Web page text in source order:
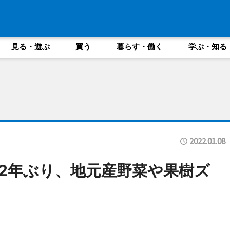
見る・遊ぶ 買う 暮らす・働く 学ぶ・知る
2022.01.08
ぶり、地元産野菜や果樹ズ